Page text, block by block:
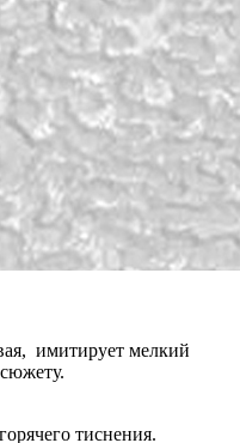
имитирует мелкий
тиснения.